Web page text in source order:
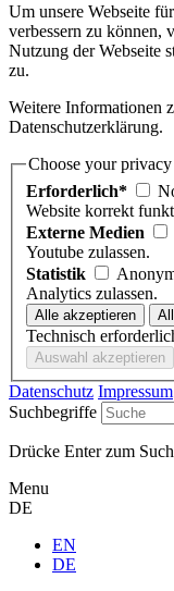
Um unsere Webseite
verbessern zu können,
Nutzung der Webseite
zu.
Weitere Informationen
Datenschutzerklärung.
Choose your
Erforderlich*
Website korrekt
Externe Medien
Youtube zulassen.
Statistik
Analytics zulassen.
Technisch
Datenschutz Impressum
Suchbegriffe
Drücke Enter zum
Menu
DE
EN
DE